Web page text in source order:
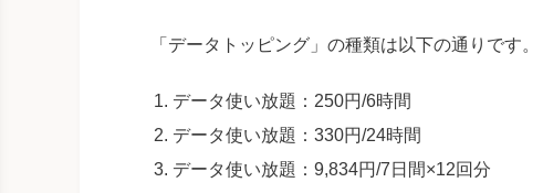
「データトッピング」の種類は以下の通りです。
データ使い放題：250円/6時間
データ使い放題：330円/24時間
データ使い放題：9,834円/7日間×12回分